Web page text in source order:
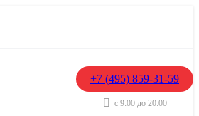
+7 (495) 859-31-59
с 9:00 до 20:00